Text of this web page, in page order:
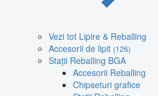
Vezi tot Lipire & Reballing
Accesorii de lipit (126)
Stații Reballing BGA
Accesorii Reballing
Chipseturi grafice